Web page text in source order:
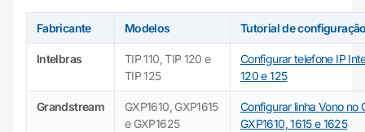
Fabricante Modelos Tutorial de
Intelbras
TIP 110, TIP 120 e
TIP 125
Configurar telefone IP
120 e 125
Grandstream
GXP1610, GXP1615
e GXP1625
Configurar linha Vono no
GXP1610, 1615 e 1625